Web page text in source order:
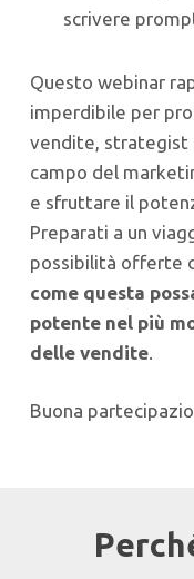
scrivere
Questo webinar
imperdibile per
vendite, strategist
campo del
e sfruttare il
Preparati a un
possibilità offerte
come questa
potente nel più
delle vendite.
Buona